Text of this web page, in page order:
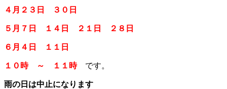
４月２３日 ３０日
５月７日 １４日 ２１日 ２８日
６月４日 １１日
１０時 ～ １１時 です。
雨の日は中止になります